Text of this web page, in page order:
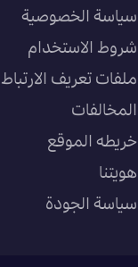
سياسة الخصوصية
شروط الاستخدام
ملفات تعريف الارتباط
المخالفات
خريطه الموقع
هويتنا
سياسة الجودة